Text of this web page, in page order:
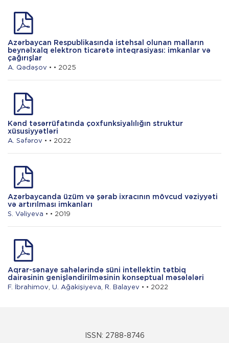
Azərbaycan Respublikasında istehsal olunan malların
beynəlxalq elektron ticarətə inteqrasiyası: imkanlar və
çağırışlar
A. Qədəşov • • 2025
Kənd təsərrüfatında çoxfunksiyalılığın struktur
xüsusiyyətləri
A. Səfərov • • 2022
Azərbaycanda üzüm və şərab ixracının mövcud vəziyyəti
və artırılması imkanları
S. Vəliyeva • • 2019
Aqrar-sənaye sahələrində süni intellektin tətbiq
dairəsinin genişləndirilməsinin konseptual məsələləri
F. İbrahimov U. Ağakişiyeva R. Balayev • • 2022
ISSN: 2788-8746